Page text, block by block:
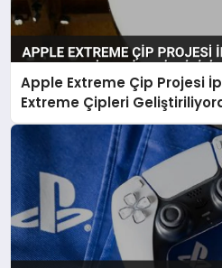
Apple Extreme Çip Projesi
Extreme Çipleri